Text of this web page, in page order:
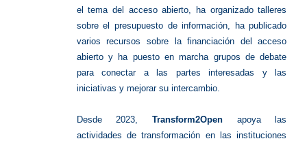
el tema del acceso abierto, ha organizado talleres
sobre el presupuesto de información, ha publicado
varios recursos sobre la financiación del acceso
abierto y ha puesto en marcha grupos de debate
para conectar a las partes interesadas y las
iniciativas y mejorar su intercambio.
Desde 2023,Transform2Open apoya las
actividades de transformación en las instituciones